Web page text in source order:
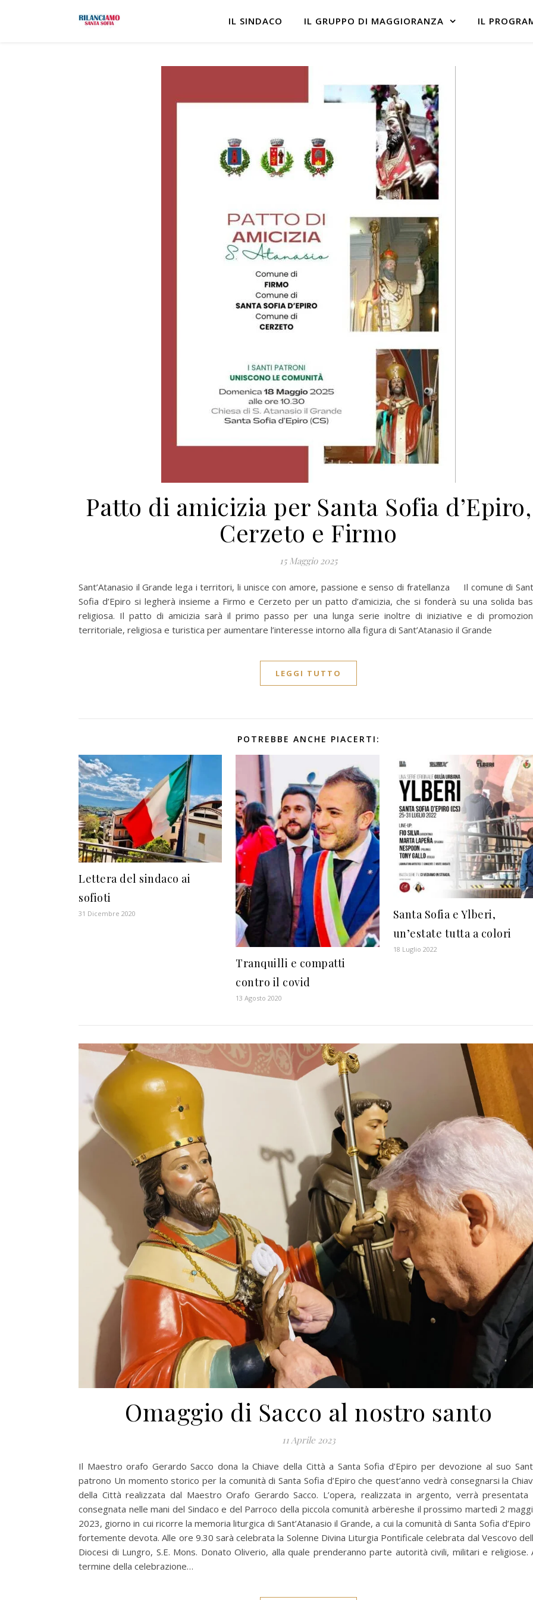
IL SINDACO IL GRUPPO DI MAGGIORANZA IL
Patto di amicizia per Santa Sofia d’Epiro,
Cerzeto e Firmo
15 Maggio 2025
Sant’Atanasio il Grande lega i territori, li unisce con amore, passione e senso di fratellanza Il comune di
Sofia d’Epiro si legherà insieme a Firmo e Cerzeto per un patto d’amicizia, che si fonderà su una solida
religiosa. Il patto di amicizia sarà il primo passo per una lunga serie inoltre di iniziative e di
territoriale, religiosa e turistica per aumentare l’interesse intorno alla figura di Sant’Atanasio il Grande
LEGGI TUTTO
POTREBBE ANCHE PIACERTI:
Lettera del sindaco ai
sofioti
31 Dicembre 2020
Tranquilli e compatti
contro il covid
13 Agosto 2020
Santa Sofia e Ylberi,
un’estate tutta a colori
18 Luglio 2022
Omaggio di Sacco al nostro santo
11 Aprile 2023
Il Maestro orafo Gerardo Sacco dona la Chiave della Città a Santa Sofia d’Epiro per devozione al suo
patrono Un momento storico per la comunità di Santa Sofia d’Epiro che quest’anno vedrà consegnarsi la
della Città realizzata dal Maestro Orafo Gerardo Sacco. L’opera, realizzata in argento, verrà presentata
consegnata nelle mani del Sindaco e del Parroco della piccola comunità arbëreshe il prossimo martedì 2
2023, giorno in cui ricorre la memoria liturgica di Sant’Atanasio il Grande, a cui la comunità di Santa Sofia d’Epiro
fortemente devota. Alle ore 9.30 sarà celebrata la Solenne Divina Liturgia Pontificale celebrata dal Vescovo
Diocesi di Lungro, S.E. Mons. Donato Oliverio, alla quale prenderanno parte autorità civili, militari e religiose.
termine della celebrazione…